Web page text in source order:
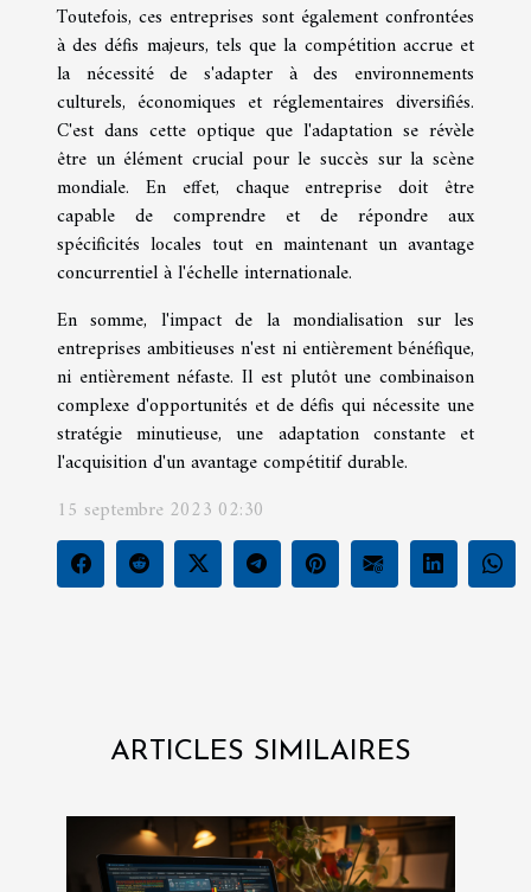
Toutefois, ces entreprises sont également confrontées
à des défis majeurs, tels que la compétition accrue et
la nécessité de s'adapter à des environnements
culturels, économiques et réglementaires diversifiés.
C'est dans cette optique que l'adaptation se révèle
être un élément crucial pour le succès sur la scène
mondiale. En effet, chaque entreprise doit être
capable de comprendre et de répondre aux
spécificités locales tout en maintenant un avantage
concurrentiel à l'échelle internationale.
En somme, l'impact de la mondialisation sur les
entreprises ambitieuses n'est ni entièrement bénéfique,
ni entièrement néfaste. Il est plutôt une combinaison
complexe d'opportunités et de défis qui nécessite une
stratégie minutieuse, une adaptation constante et
l'acquisition d'un avantage compétitif durable.
15 septembre 2023 02:30
ARTICLES SIMILAIRES